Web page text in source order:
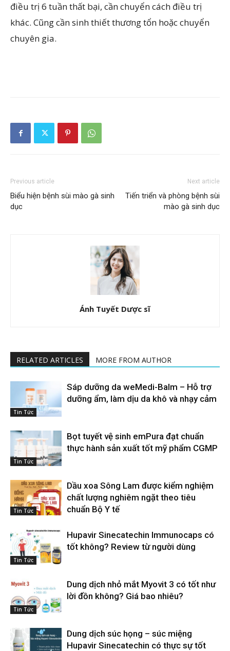
điều trị 6 tuần thất bại, cần chuyển cách điều trị
khác. Cũng cần sinh thiết thương tổn hoặc chuyển
chuyên gia.
Previous article
Biểu hiện bệnh sùi mào gà sinh
dục
Next article
Tiến triển và phòng bệnh sùi
mào gà sinh dục
Ánh Tuyết Dược sĩ
RELATED ARTICLES MORE FROM AUTHOR
Tin Tức
Sáp dưỡng da weMedi-Balm – Hỗ trợ
dưỡng ẩm, làm dịu da khô và nhạy cảm
Tin Tức
Bọt tuyết vệ sinh emPura đạt chuẩn
thực hành sản xuất tốt mỹ phẩm CGMP
Tin Tức
Dầu xoa Sông Lam được kiểm nghiệm
chất lượng nghiêm ngặt theo tiêu
chuẩn Bộ Y tế
Tin Tức
Hupavir Sinecatechin Immunocaps có
tốt không? Review từ người dùng
Tin Tức
Dung dịch nhỏ mắt Myovit 3 có tốt như
lời đồn không? Giá bao nhiêu?
Dung dịch súc họng – súc miệng
Hupavir Sinecatechin có thực sự tốt